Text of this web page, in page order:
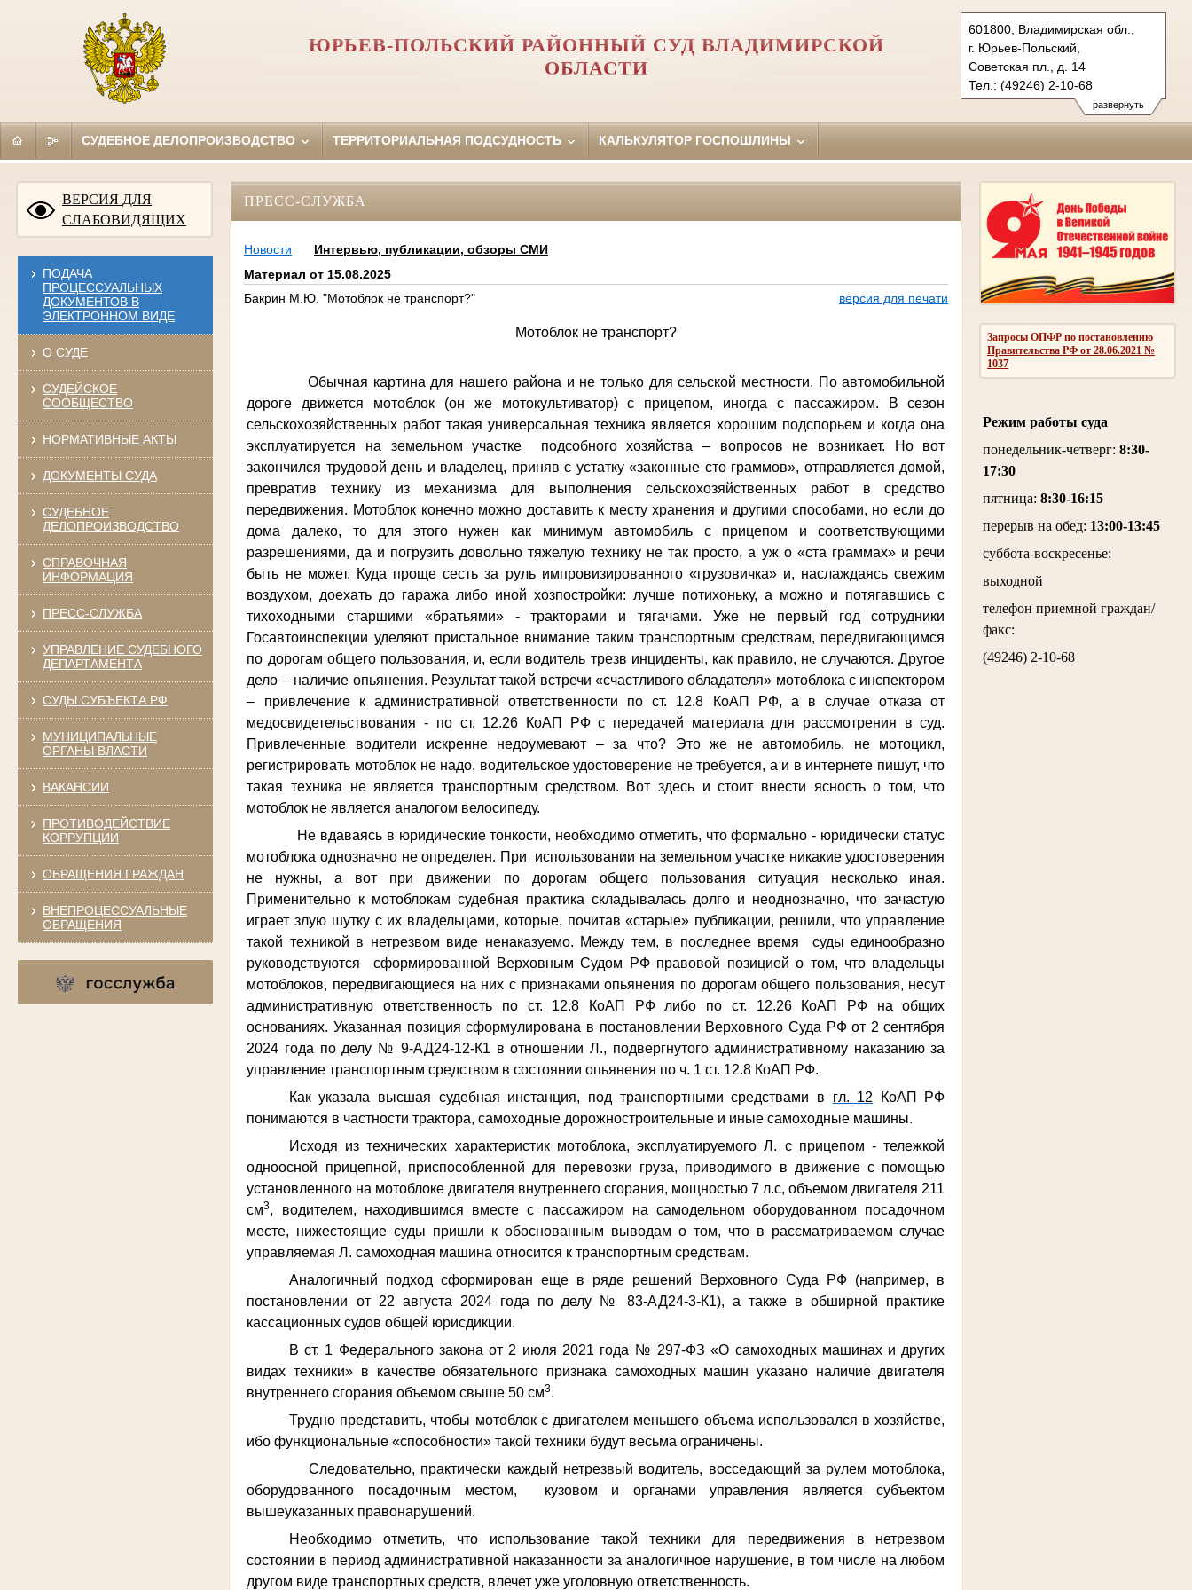
развернуть
601800, Владимирская обл.,
г. Юрьев-Польский,
Советская пл., д. 14
Тел.: (49246) 2-10-68
iuriev-polsky.wld@sudrf.ru
ЮРЬЕВ-ПОЛЬСКИЙ РАЙОННЫЙ СУД ВЛАДИМИРСКОЙ
ОБЛАСТИ
СУДЕБНОЕ ДЕЛОПРОИЗВОДСТВО ТЕРРИТОРИАЛЬНАЯ ПОДСУДНОСТЬ КАЛЬКУЛЯТОР ГОСПОШЛИНЫ
ВЕРСИЯ ДЛЯ
СЛАБОВИДЯЩИХ
ПОДАЧА
ПРОЦЕССУАЛЬНЫХ
ДОКУМЕНТОВ В
ЭЛЕКТРОННОМ ВИДЕ
О СУДЕ
СУДЕЙСКОЕ
СООБЩЕСТВО
НОРМАТИВНЫЕ АКТЫ
ДОКУМЕНТЫ СУДА
СУДЕБНОЕ
ДЕЛОПРОИЗВОДСТВО
СПРАВОЧНАЯ
ИНФОРМАЦИЯ
ПРЕСС-СЛУЖБА
УПРАВЛЕНИЕ СУДЕБНОГО
ДЕПАРТАМЕНТА
СУДЫ СУБЪЕКТА РФ
МУНИЦИПАЛЬНЫЕ
ОРГАНЫ ВЛАСТИ
ВАКАНСИИ
ПРОТИВОДЕЙСТВИЕ
КОРРУПЦИИ
ОБРАЩЕНИЯ ГРАЖДАН
ВНЕПРОЦЕССУАЛЬНЫЕ
ОБРАЩЕНИЯ
Запросы ОПФР по постановлению
Правительства РФ от 28.06.2021 №
1037
Режим работы суда
понедельник-четверг: 8:30-
17:30
пятница: 8:30-16:15
перерыв на обед: 13:00-13:45
суббота-воскресенье:
выходной
телефон приемной граждан/
факс:
(49246) 2-10-68
ПРЕСС-СЛУЖБА
Новости
Интервью, публикации, обзоры СМИ
Материал от 15.08.2025
Бакрин М.Ю. "Мотоблок не транспорт?"
версия для печати
Мотоблок не транспорт?
Обычная картина для нашего района и не только для сельской местности. По автомобильной
дороге движется мотоблок (он же мотокультиватор) с прицепом, иногда с пассажиром. В сезон
сельскохозяйственных работ такая универсальная техника является хорошим подспорьем и когда она
эксплуатируется на земельном участке подсобного хозяйства – вопросов не возникает. Но вот
закончился трудовой день и владелец, приняв с устатку «законные сто граммов», отправляется домой,
превратив технику из механизма для выполнения сельскохозяйственных работ в средство
передвижения. Мотоблок конечно можно доставить к месту хранения и другими способами, но если до
дома далеко, то для этого нужен как минимум автомобиль с прицепом и соответствующими
разрешениями, да и погрузить довольно тяжелую технику не так просто, а уж о «ста граммах» и речи
быть не может. Куда проще сесть за руль импровизированного «грузовичка» и, наслаждаясь свежим
воздухом, доехать до гаража либо иной хозпостройки: лучше потихоньку, а можно и потягавшись с
тихоходными старшими «братьями» - тракторами и тягачами. Уже не первый год сотрудники
Госавтоинспекции уделяют пристальное внимание таким транспортным средствам, передвигающимся
по дорогам общего пользования, и, если водитель трезв инциденты, как правило, не случаются. Другое
дело – наличие опьянения. Результат такой встречи «счастливого обладателя» мотоблока с инспектором
– привлечение к административной ответственности по ст. 12.8 КоАП РФ, а в случае отказа от
медосвидетельствования - по ст. 12.26 КоАП РФ с передачей материала для рассмотрения в суд.
Привлеченные водители искренне недоумевают – за что? Это же не автомобиль, не мотоцикл,
регистрировать мотоблок не надо, водительское удостоверение не требуется, а и в интернете пишут, что
такая техника не является транспортным средством. Вот здесь и стоит внести ясность о том, что
мотоблок не является аналогом велосипеду.
Не вдаваясь в юридические тонкости, необходимо отметить, что формально - юридически статус
мотоблока однозначно не определен. При использовании на земельном участке никакие удостоверения
не нужны, а вот при движении по дорогам общего пользования ситуация несколько иная.
Применительно к мотоблокам судебная практика складывалась долго и неоднозначно, что зачастую
играет злую шутку с их владельцами, которые, почитав «старые» публикации, решили, что управление
такой техникой в нетрезвом виде ненаказуемо. Между тем, в последнее время суды единообразно
руководствуются сформированной Верховным Судом РФ правовой позицией о том, что владельцы
мотоблоков, передвигающиеся на них с признаками опьянения по дорогам общего пользования, несут
административную ответственность по ст. 12.8 КоАП РФ либо по ст. 12.26 КоАП РФ на общих
основаниях. Указанная позиция сформулирована в постановлении Верховного Суда РФ от 2 сентября
2024 года по делу № 9-АД24-12-К1 в отношении Л., подвергнутого административному наказанию за
управление транспортным средством в состоянии опьянения по ч. 1 ст. 12.8 КоАП РФ.
Как указала высшая судебная инстанция, под транспортными средствами в гл. 12 КоАП РФ
понимаются в частности трактора, самоходные дорожностроительные и иные самоходные машины.
Исходя из технических характеристик мотоблока, эксплуатируемого Л. с прицепом - тележкой
одноосной прицепной, приспособленной для перевозки груза, приводимого в движение с помощью
установленного на мотоблоке двигателя внутреннего сгорания, мощностью 7 л.с, объемом двигателя 211
см3, водителем, находившимся вместе с пассажиром на самодельном оборудованном посадочном
месте, нижестоящие суды пришли к обоснованным выводам о том, что в рассматриваемом случае
управляемая Л. самоходная машина относится к транспортным средствам.
Аналогичный подход сформирован еще в ряде решений Верховного Суда РФ (например, в
постановлении от 22 августа 2024 года по делу № 83-АД24-3-К1), а также в обширной практике
кассационных судов общей юрисдикции.
В ст. 1 Федерального закона от 2 июля 2021 года № 297-ФЗ «О самоходных машинах и других
видах техники» в качестве обязательного признака самоходных машин указано наличие двигателя
внутреннего сгорания объемом свыше 50 см3.
Трудно представить, чтобы мотоблок с двигателем меньшего объема использовался в хозяйстве,
ибо функциональные «способности» такой техники будут весьма ограничены.
Следовательно, практически каждый нетрезвый водитель, восседающий за рулем мотоблока,
оборудованного посадочным местом, кузовом и органами управления является субъектом
вышеуказанных правонарушений.
Необходимо отметить, что использование такой техники для передвижения в нетрезвом
состоянии в период административной наказанности за аналогичное нарушение, в том числе на любом
другом виде транспортных средств, влечет уже уголовную ответственность.